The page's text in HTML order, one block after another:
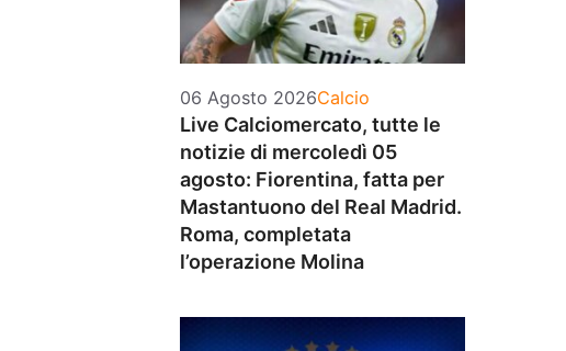
06 Agosto 2026Categorie
Calcio
Live Calciomercato, tutte le
notizie di mercoledì 05
agosto: Fiorentina, fatta per
Mastantuono del Real Madrid.
Roma, completata
l’operazione Molina